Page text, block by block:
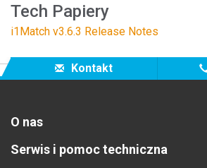
Tech Papiery
i1Match v3.6.3 Release Notes
Kontakt
O nas
Serwis i pomoc techniczna